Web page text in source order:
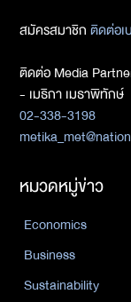
สมัครสมาชิกติดต่อ
ติดต่อ Media
- เมธิกา เมธาพิทักษ์
02-338-3198
หมวดหมู่ข่าว
Economics
Business
Sustainability